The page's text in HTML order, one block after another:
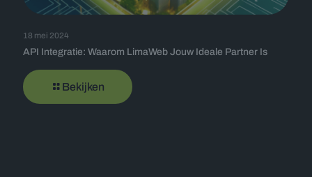
18 mei 2024
API Integratie: Waarom LimaWeb Jouw Ideale Partner Is
Bekijken